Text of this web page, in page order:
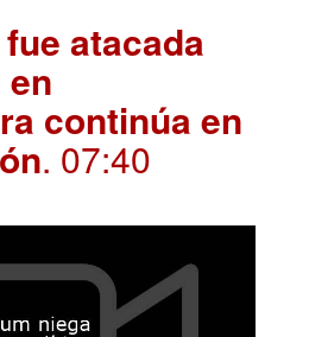
atacada
continúa en
. 07:40